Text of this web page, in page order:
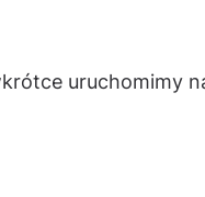
uruchomimy